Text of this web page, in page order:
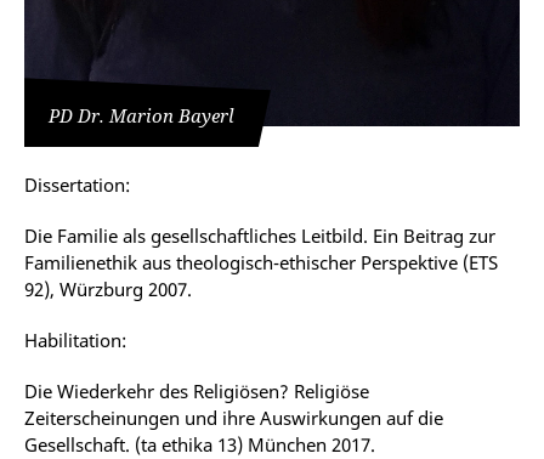
PD Dr. Marion Bayerl
Dissertation:
Die Familie als gesellschaftliches Leitbild. Ein Beitrag zur
Familienethik aus theologisch-ethischer Perspektive (ETS
92), Würzburg 2007.
Habilitation:
Die Wiederkehr des Religiösen? Religiöse
Zeiterscheinungen und ihre Auswirkungen auf die
Gesellschaft. (ta ethika 13) München 2017.